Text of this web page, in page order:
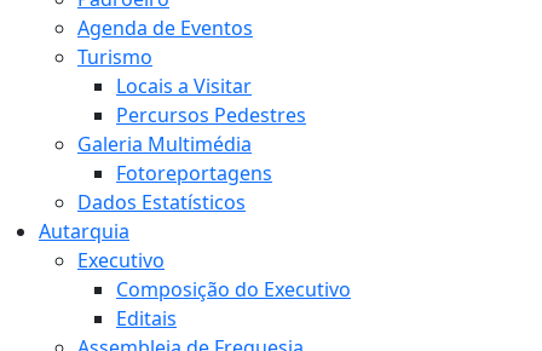
Agenda de Eventos
Turismo
Locais a Visitar
Percursos Pedestres
Galeria Multimédia
Fotoreportagens
Dados Estatísticos
Autarquia
Executivo
Composição do Executivo
Editais